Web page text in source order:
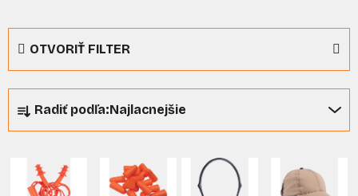
OTVORIŤ FILTER
a
Radiť podľa:Najlacnejšie